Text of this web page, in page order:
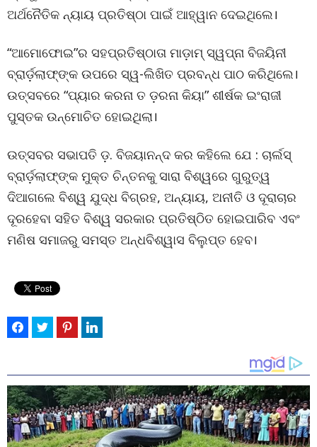
ଅର୍ଥନୈତିକ ନ୍ୟାୟ ପ୍ରତିଷ୍ଠା ପାଇଁ ଆହ୍ୱାନ ଦେଇଥିଲେ।
“ଆମୋଫୋଇ”ର ସହପ୍ରତିଷ୍ଠାତା ମାଡ଼ାମ୍ ସ୍ୱପ୍ନା ବିଜୟିନୀ
ବ୍ରାର୍ଡ଼ଲାଫ୍ଙ୍କ ଉପରେ ସ୍ୱ-ଲିଖିତ ପ୍ରବନ୍ଧ ପାଠ କରିଥିଲେ।
ଉତ୍ସବରେ “ପ୍ୟାର କରନା ତ ଡ଼ରନା କିୟା” ଶୀର୍ଷକ ଇଂରାଜୀ
ପୁସ୍ତକ ଉନ୍ମୋଚିତ ହୋଇଥିଲା।
ଉତ୍ସବର ସଭାପତି ଡ଼. ବିଜୟାନନ୍ଦ କର କହିଲେ ଯେ : ଚାର୍ଲସ୍
ବ୍ରାର୍ଡ଼ଲାଫ୍ଙ୍କ ମୁକ୍ତ ଚିନ୍ତନକୁ ସାରା ବିଶ୍ୱରେ ଗୁରୁତ୍ୱ
ଦିଆଗଲେ ବିଶ୍ୱ ଯୁଦ୍ଧ ବିଗ୍ରହ, ଅନ୍ୟାୟ, ଅନୀତି ଓ ଦୂରାଚାର
ଦୂରହେବା ସହିତ ବିଶ୍ୱ ସରକାର ପ୍ରତିଷ୍ଠିତ ହୋଇପାରିବ ଏବଂ
ମଣିଷ ସମାଜରୁ ସମସ୍ତ ଅନ୍ଧବିଶ୍ୱାସ ବିଲୁପ୍ତ ହେବ।